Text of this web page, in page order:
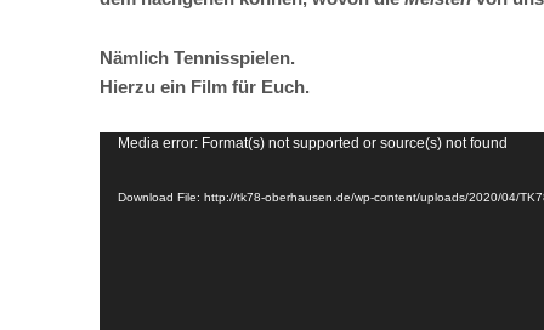
Nämlich Tennisspielen.
Hierzu ein Film für Euch.
Video-
Media error: Format(s) not supported or source(s) not found
Download File: http://tk78-oberhausen.de/wp-content/uploads/2020/04/